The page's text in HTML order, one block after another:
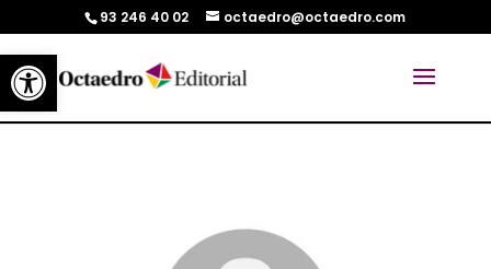
Abrir barra de herramientas
93 246 40 02 octaedro@octaedro.com